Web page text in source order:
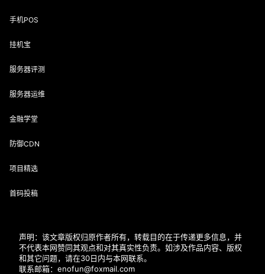
手机POS
挂机宝
服务器评测
服务器运维
金融学堂
防御CDN
项目精选
首码投稿
声明：该文章版权归原作者所有，转载目的在于传递更多信息，并
不代表本网赞同其观点和对其真实性负责。如涉及作品内容、版权
和其它问题，请在30日内与本网联系。
联系邮箱：enofun@foxmail.com